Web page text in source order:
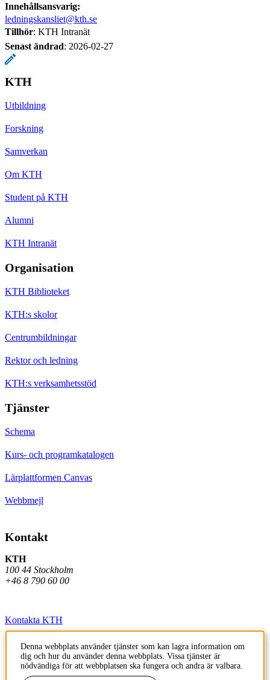
Innehållsansvarig:
ledningskansliet@kth.se
Tillhör: KTH Intranät
Senast ändrad: 2026-02-27
KTH
Utbildning
Forskning
Samverkan
Om KTH
Student på KTH
Alumni
KTH Intranät
Organisation
KTH Biblioteket
KTH:s skolor
Centrumbildningar
Rektor och ledning
KTH:s verksamhetsstöd
Tjänster
Schema
Kurs- och programkatalogen
Lärplattformen Canvas
Webbmejl
Kontakt
KTH
100 44 Stockholm
+46 8 790 60 00
Kontakta KTH
Jobba på KTH
Press och media
Denna webbplats använder tjänster som kan lagra information om
dig och hur du använder denna webbplats. Vissa tjänster är
nödvändiga för att webbplatsen ska fungera och andra är valbara.